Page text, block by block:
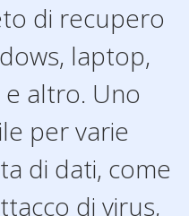
di recupero
laptop,
e altro. Uno
per varie
di dati, come
di virus,